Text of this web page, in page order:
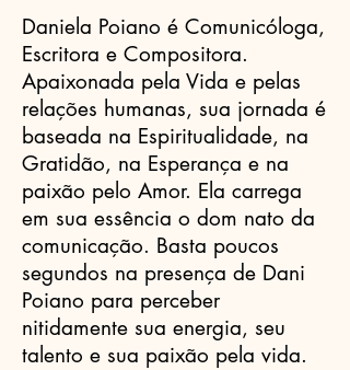
Daniela Poiano é Comunicóloga,
Escritora e Compositora.
Apaixonada pela Vida e pelas
relações humanas, sua jornada é
baseada na Espiritualidade, na
Gratidão, na Esperança e na
paixão pelo Amor. Ela carrega
em sua essência o dom nato da
comunicação. Basta poucos
segundos na presença de Dani
Poiano para perceber
nitidamente sua energia, seu
talento e sua paixão pela vida.